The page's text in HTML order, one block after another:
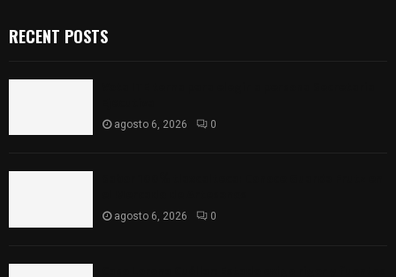
RECENT POSTS
agosto 6, 2026 0
agosto 6, 2026 0